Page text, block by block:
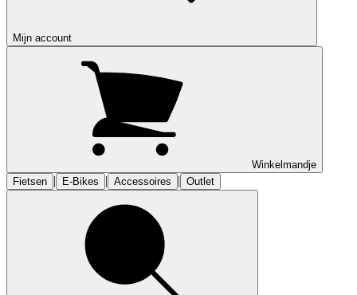
Mijn account
Winkelmandje
Fietsen | E-Bikes | Accessoires | Outlet